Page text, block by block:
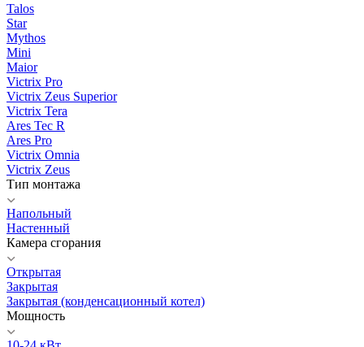
Talos
Star
Mythos
Mini
Maior
Victrix Pro
Victrix Zeus Superior
Victrix Tera
Ares Tec R
Ares Pro
Victrix Omnia
Victrix Zeus
Тип монтажа
Напольный
Настенный
Камера сгорания
Открытая
Закрытая
Закрытая (конденсационный котел)
Мощность